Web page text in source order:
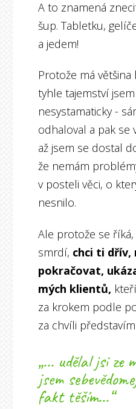
A to znamená
šup. Tabletku,
a jedem!
Protože má
tyhle tajemství
nesystamaticky -
odhaloval a pak se
až jsem se dostal
že nemám
v posteli věci, o
nesnilo.
Ale protože se
smrdí, chci ti dřív,
pokračovat,
mých klientů,
za krokem podle
za chvíli představím.
„... udělal jsi ze
jsem
fakt těším...“